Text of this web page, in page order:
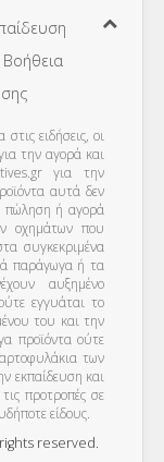
Βοήθεια
ειδήσεις, οι
την αγορά και
για την
αυτά δεν
πώληση ή αγορά
οχημάτων που
συγκεκριμένα
παράγωγα ή τα
αυξημένο
εγγυάται το
του και την
προϊόντα ούτε
των
εκπαίδευση και
προτροπές σε
είδους.
reserved.